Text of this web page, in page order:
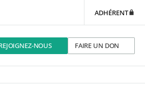
ADHÉRENT
NOUS FAIRE UN DON